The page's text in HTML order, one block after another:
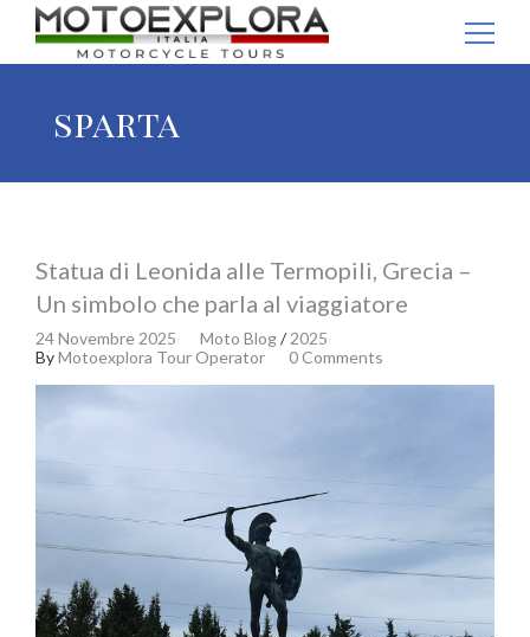
sparta
Statua di Leonida alle Termopili, Grecia –
Un simbolo che parla al viaggiatore
24 Novembre 2025 Moto Blog/2025
ByMotoexplora Tour Operator 0 Comments